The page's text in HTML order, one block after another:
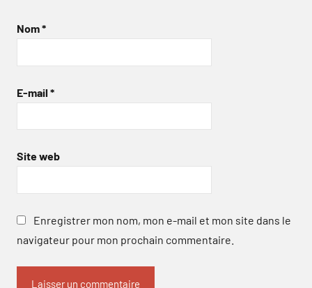
Nom*
E-mail *
Site web
Enregistrer mon nom, mon e-mail et mon site dans le
navigateur pour mon prochain commentaire.